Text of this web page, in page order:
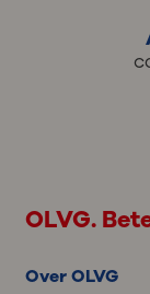
OLVG.
Over OLVG